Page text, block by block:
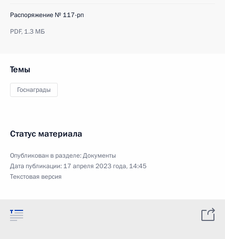
Распоряжение № 117-рп
PDF, 1.3 МБ
Темы
Госнаграды
Статус материала
Опубликован в разделе:Документы
Дата публикации: 17 апреля 2023 года, 14:45
Текстовая версия